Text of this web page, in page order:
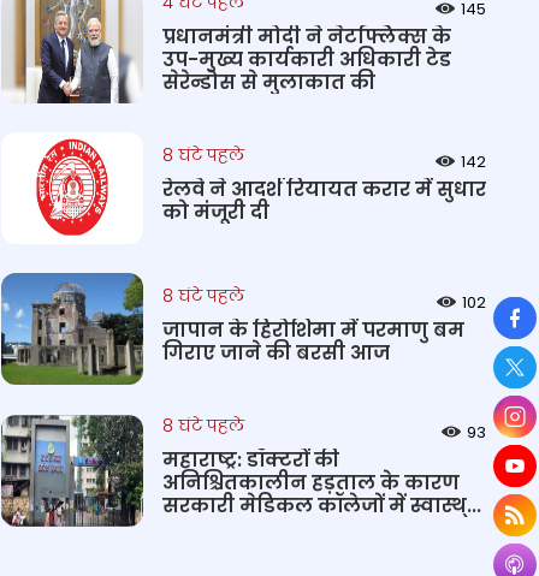
145
प्रधानमंत्री मोदी ने नेटफ्लिक्स के
उप-मुख्य कार्यकारी अधिकारी टेड
सेरेन्डोस से मुलाकात की
8 घंटे पहले 142
रेलवे ने आदर्श रियायत करार में सुधार
को मंजूरी दी
8 घंटे पहले 102
जापान के हिरोशिमा में परमाणु बम
गिराए जाने की बरसी आज
8 घंटे पहले 93
महाराष्ट्र: डॉक्टरों की
अनिश्चितकालीन हड़ताल के कारण
सरकारी मेडिकल कॉलेजों में स्वास्थ्...